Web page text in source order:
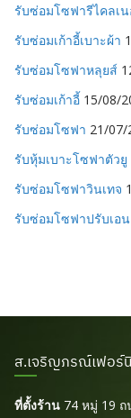
รับซ่อมโซฟารีไคลเน
รับซ่อมเก้าอี้เบาะผ้า
รับซ่อมโซฟาหลุยส์
รับซ่อมเก้าอี้ 15/08/
รับซ่อมโซฟา 21/07/
รับหุ้มเบาะโซฟาตัวยู
รับซ่อมโซฟาวินเทจ
รับซ่อมโซฟาปรับเอน
ส.เจริญภรณ์เฟอร์
ที่ตั้งร้าน 74 หมู่ 19